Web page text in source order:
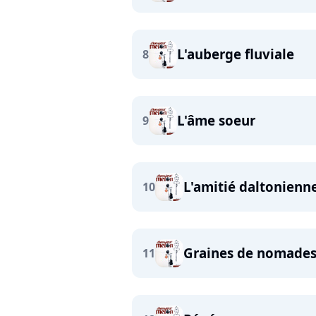
8 L'auberge fluviale
9 L'âme soeur
10 L'amitié
11 Graines de nomades